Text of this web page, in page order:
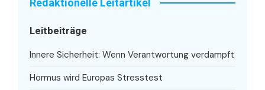
Leitbeiträge
Innere Sicherheit: Wenn Verantwortung verdampft
Hormus wird Europas Stresstest